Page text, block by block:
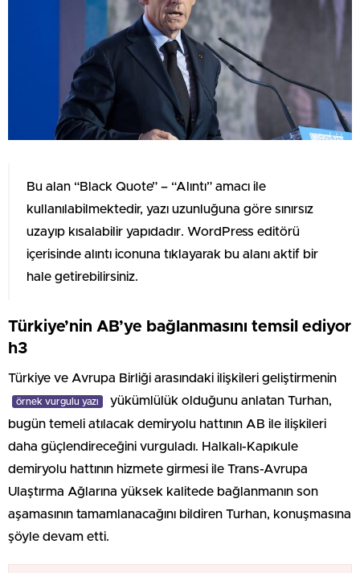
Bu alan “Black Quote” – “Alıntı” amacı ile
kullanılabilmektedir, yazı uzunluğuna göre sınırsız
uzayıp kısalabilir yapıdadır. WordPress editörü
içerisinde alıntı iconuna tıklayarak bu alanı aktif bir
hale getirebilirsiniz.
Türkiye’nin AB’ye bağlanmasını temsil ediyor
h3
Türkiye ve Avrupa Birliği arasındaki ilişkileri geliştirmenin
örnek vurgulu yazı
yükümlülük olduğunu anlatan Turhan,
bugün temeli atılacak demiryolu hattının AB ile ilişkileri
daha güçlendireceğini vurguladı. Halkalı-Kapıkule
demiryolu hattının hizmete girmesi ile Trans-Avrupa
Ulaştırma Ağlarına yüksek kalitede bağlanmanın son
aşamasının tamamlanacağını bildiren Turhan, konuşmasına
şöyle devam etti.